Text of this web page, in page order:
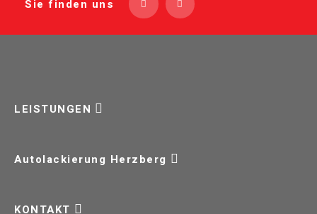
Sie finden uns
LEISTUNGEN
Autolackierung Herzberg
KONTAKT